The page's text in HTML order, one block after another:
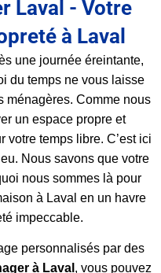
Laval - Votre
à Laval
une journée éreintante,
du temps ne vous laisse
ménagères. Comme nous
un espace propre et
votre temps libre. C’est ici
Nous savons que votre
nous sommes là pour
à Laval en un havre
impeccable.
personnalisés par des
à Laval , vous pouvez